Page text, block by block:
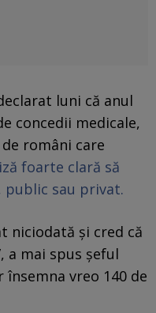
luni că anul
concedii medicale,
români care
foarte clară să
public sau privat.
niciodată şi cred că
a mai spus şeful
însemna vreo 140 de